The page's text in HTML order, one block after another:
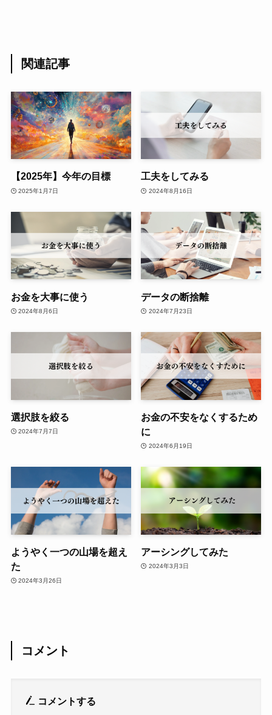
関連記事
【2025年】今年の目標
2025年1月7日
工夫をしてみる
2024年8月16日
お金を大事に使う
2024年8月6日
データの断捨離
2024年7月23日
選択肢を絞る
2024年7月7日
お金の不安をなくするため
に
2024年6月19日
ようやく一つの山場を超え
た
2024年3月26日
アーシングしてみた
2024年3月3日
コメント
コメントする